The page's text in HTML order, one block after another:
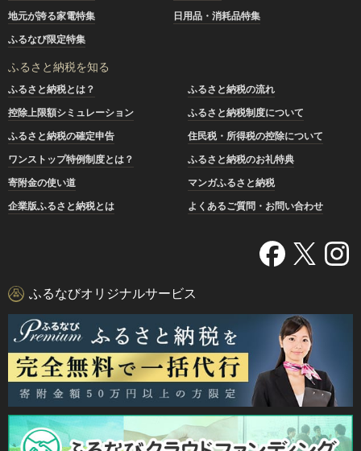
地元が誇る家電特集
日用品・消耗品特集
ふるなび限定特集
ふるさと納税を知る
ふるさと納税とは？
ふるさと納税の流れ
控除上限額シミュレーション
ふるさと納税制度について
ふるさと納税の確定申告
住民税・所得税の控除について
ワンストップ特例制度とは？
ふるさと納税のお礼特典
寄附金の使い道
マンガふるさと納税
企業版ふるさと納税とは
よくあるご質問・お問い合わせ
ふるなびオリジナルサービス